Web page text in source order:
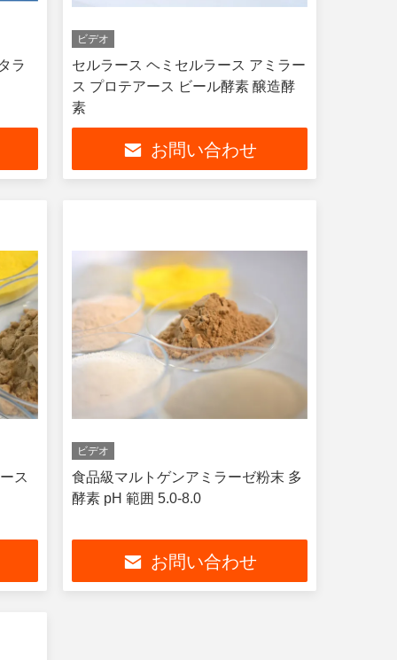
ラ
ビデオ
セルラース ヘミセルラース アミラー
ス プロテアース ビール酵素 醸造酵
素
お問い合わせ
ス
ビデオ
食品級マルトゲンアミラーゼ粉末 多
酵素 pH 範囲 5.0-8.0
お問い合わせ